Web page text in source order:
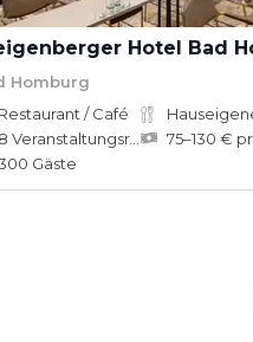
Homburg
Restaurant / Café
8 Veranstaltungsräume
Gäste